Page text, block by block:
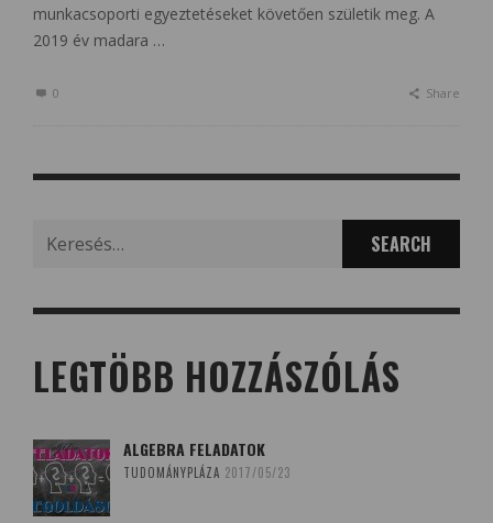
munkacsoporti egyeztetéseket követően születik meg. A
2019 év madara …
0 Share
LEGTÖBB HOZZÁSZÓLÁS
ALGEBRA FELADATOK
TUDOMÁNYPLÁZA 2017/05/23